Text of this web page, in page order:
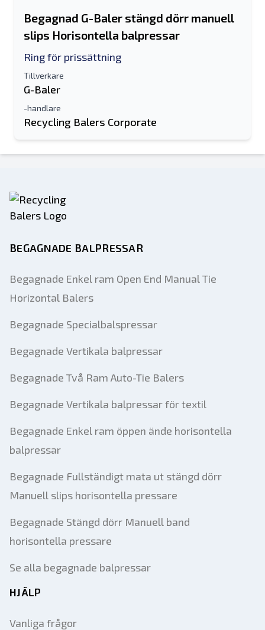
Begagnad G-Baler stängd dörr manuell
slips Horisontella balpressar
Ring för prissättning
Tillverkare
G-Baler
-handlare
Recycling Balers Corporate
BEGAGNADE BALPRESSAR
Begagnade Enkel ram Open End Manual Tie
Horizontal Balers
Begagnade Specialbalspressar
Begagnade Vertikala balpressar
Begagnade Två Ram Auto-Tie Balers
Begagnade Vertikala balpressar för textil
Begagnade Enkel ram öppen ände horisontella
balpressar
Begagnade Fullständigt mata ut stängd dörr
Manuell slips horisontella pressare
Begagnade Stängd dörr Manuell band
horisontella pressare
Se alla begagnade balpressar
HJÄLP
Vanliga frågor